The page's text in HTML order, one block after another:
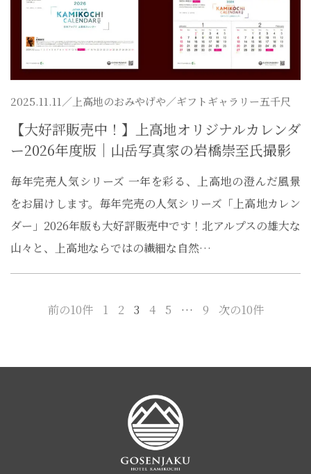
2025.11.11／ 上高地のおみやげや／ギフトギャラリー五千尺
【大好評販売中！】上高地オリジナルカレンダ
ー2026年度版｜山岳写真家の岩橋崇至氏撮影
毎年完売人気シリーズ 一年を彩る、上高地の澄んだ風景
をお届けします。毎年完売の人気シリーズ「上高地カレン
ダー」2026年版も大好評販売中です！北アルプスの雄大な
山々と、上高地ならではの繊細な自然…
前の10件 1 2 3 4 5 … 9 次の10件